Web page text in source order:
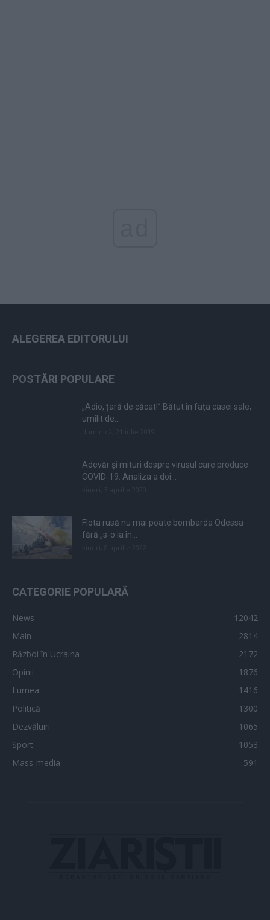
ALEGEREA EDITORULUI
POSTĂRI POPULARE
„Adio, țară de căcat!” Bătut în fața casei sale,
umilit de...
Adevăr și mituri despre virusul care produce
COVID-19. Analiza a doi...
Flota rusă nu mai poate bombarda Odessa
fără „s-o ia în...
CATEGORIE POPULARĂ
News
12042
Main
2814
Război în Ucraina
2172
Opinii
1876
Lumea
1416
Politică
1300
Dezvăluiri
1065
Sport
1053
Mass-media
591